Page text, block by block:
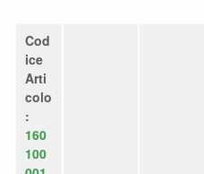
Cod
ice
Arti
colo
:
160
100